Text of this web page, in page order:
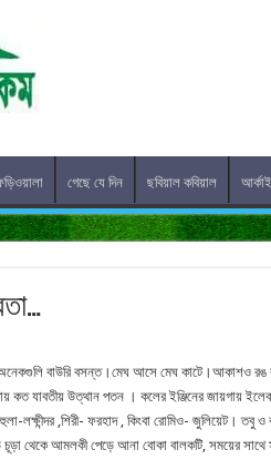
গেছে যে দিন ছবিয়াল কবিয়াল
অনেকগুলি বাউরি বসন্ত।মেঘ আসে মেঘ কাটে।আকাশও রঙ
কত যাবতীয় উত্থান পতন । কলের ইঞ্জিনের জায়গায়
লক্ষীন্দর ,শিরী- ফরহাদ , কিংবা রোমিও- জুলিয়েট। তবু ও
চূড়া থেকে আমলকী পেড়ে আনা বোকা বালকটি, সময়ের